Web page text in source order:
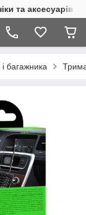
та аксесуарів в
багажника